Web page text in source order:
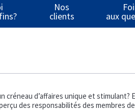
Nos
clients aux
créneau d’affaires unique et
des responsabilités des membres